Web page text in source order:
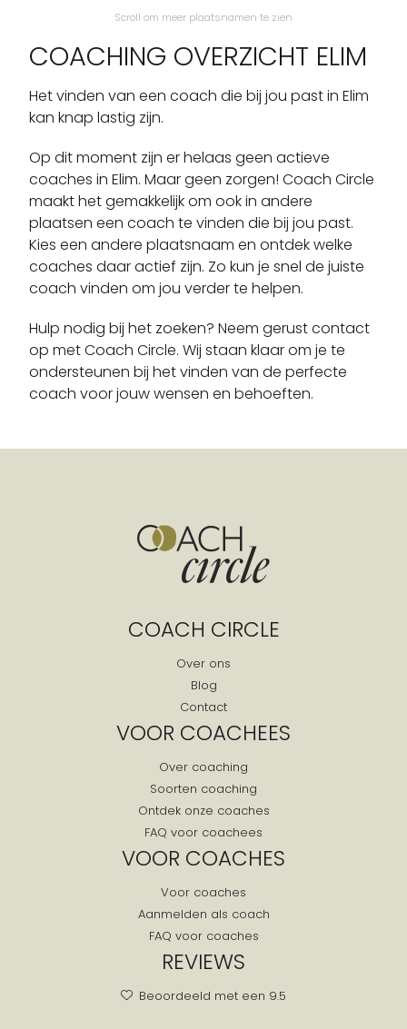
Bovensmilde
Bronnegerveen
Bruntinge
Buinen
Buinerveen
Bunne
Coevorden
Dalen
Dalerpeel
Dalerveen
De Groeve
De Kiel
De Punt
Drouwenermond
Scroll om meer plaatsnamen te zien
COACHING OVERZICHT ELIM
Het vinden van een coach die bij jou past in Elim
kan knap lastig zijn.
Op dit moment zijn er helaas geen actieve
coaches in Elim. Maar geen zorgen! Coach Circle
maakt het gemakkelijk om ook in andere
plaatsen een coach te vinden die bij jou past.
Kies een andere plaatsnaam en ontdek welke
coaches daar actief zijn. Zo kun je snel de juiste
coach vinden om jou verder te helpen.
Hulp nodig bij het zoeken? Neem gerust contact
op met Coach Circle. Wij staan klaar om je te
ondersteunen bij het vinden van de perfecte
coach voor jouw wensen en behoeften.
COACH CIRCLE
Over ons
Blog
Contact
VOOR COACHEES
Over coaching
Soorten coaching
Ontdek onze coaches
FAQ voor coachees
VOOR COACHES
Voor coaches
Aanmelden als coach
FAQ voor coaches
REVIEWS
Beoordeeld met een 9.5